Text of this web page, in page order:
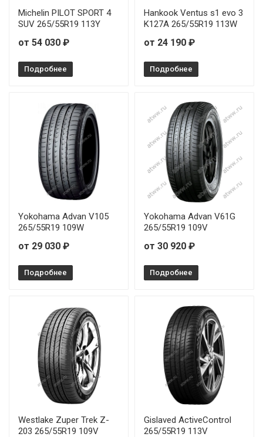
Rauffan Forzar R4 255/35R19 96Y
Rauffan Forzar R4 255/40R18 99Y
Rauffan Forzar R4 255/40R19 100Y
Rauffan Forzar R4 255/45R20 105Y
Rauffan Forzar R4 255/55R19 111Y
Rauffan Forzar R4 265/35R18 97Y
Rauffan Forzar R4 265/45R20 104Y
Rauffan Forzar R4 275/35R20 102Y
Rauffan Forzar R4 275/40R22 108Y
Rauffan Forzar R4 315/35R20 110Y
Michelin PILOT SPORT 4
SUV 265/55R19 113Y
от 54 030 ₽
Подробнее
Hankook Ventus s1 evo 3
K127A 265/55R19 113W
от 24 190 ₽
Подробнее
Yokohama Advan V105
265/55R19 109W
от 29 030 ₽
Подробнее
Yokohama Advan V61G
265/55R19 109V
от 30 920 ₽
Подробнее
Westlake Zuper Trek Z-
203 265/55R19 109V
Gislaved ActiveControl
265/55R19 113V